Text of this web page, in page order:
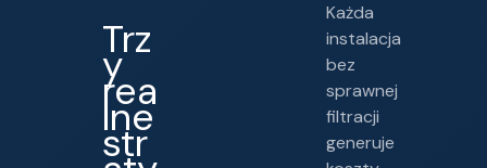
Trz
y
rea
lne
str
Każda
instalacja
bez
sprawnej
filtracji
generuje